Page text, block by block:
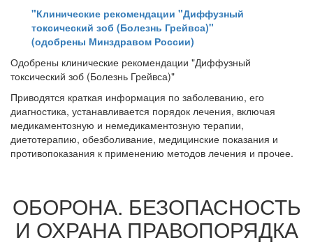
"Клинические рекомендации "Диффузный
токсический зоб (Болезнь Грейвса)"
(одобрены Минздравом России)
Одобрены клинические рекомендации "Диффузный
токсический зоб (Болезнь Грейвса)"
Приводятся краткая информация по заболеванию, его
диагностика, устанавливается порядок лечения, включая
медикаментозную и немедикаментозную терапии,
диетотерапию, обезболивание, медицинские показания и
противопоказания к применению методов лечения и прочее.
ОБОРОНА. БЕЗОПАСНОСТЬ
И ОХРАНА ПРАВОПОРЯДКА